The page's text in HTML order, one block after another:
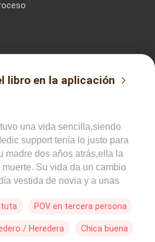
libro en la aplicación
una vida sencilla,siendo
support tenía lo justo para
madre dos años atrás,ella la
Su vida da un cambio
vestida de novia y a unas
Spencer es un as para hacer
de su boda con Francesca,ella
POV en tercera persona
/ Heredera Chica buena